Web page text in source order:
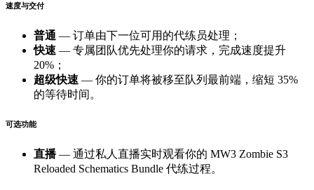
速度与交付
普通 — 订单由下一位可用的代练员处理；
快速 — 专属团队优先处理你的请求，完成速度提升
20%；
超级快速 — 你的订单将被移至队列最前端，缩短 35%
的等待时间。
可选功能
直播— 通过私人直播实时观看你的 MW3 Zombie S3
Reloaded Schematics Bundle 代练过程。